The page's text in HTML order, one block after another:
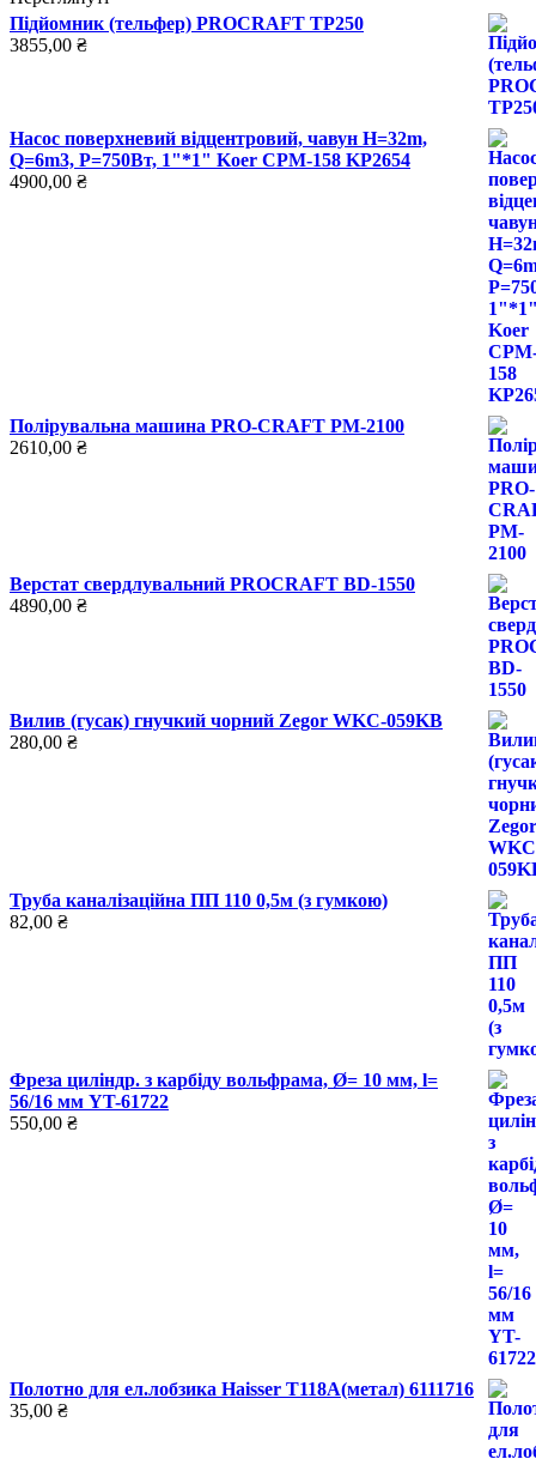
Підйомник (тельфер) PROCRAFT ТР250
3855,00 ₴
Насос поверхневий відцентровий, чавун H=32m,
Q=6m3, P=750Вт, 1"*1" Koer CPM-158 KP2654
4900,00 ₴
Полірувальна машина PRO-CRAFT PM-2100
2610,00 ₴
Верстат свердлувальний PROCRAFT BD-1550
4890,00 ₴
Вилив (гусак) гнучкий чорний Zegor WKC-059KB
280,00 ₴
Труба каналізаційна ПП 110 0,5м (з гумкою)
82,00 ₴
Фреза циліндр. з карбіду вольфрама, Ø= 10 мм, l=
56/16 мм YT-61722
550,00 ₴
Полотно для ел.лобзика Haisser T118А(метал) 6111716
35,00 ₴